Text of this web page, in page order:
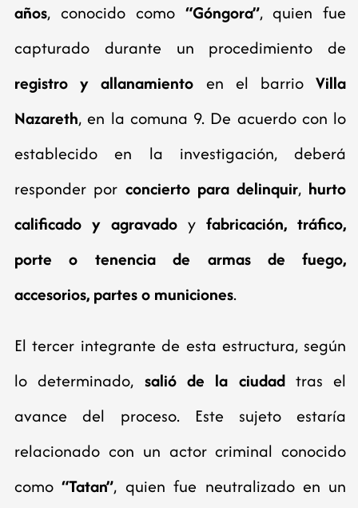
años, conocido como “Góngora”, quien fue
capturado durante un procedimiento de
registro y allanamiento en el barrioVilla
Nazareth, en la comuna 9. De acuerdo con lo
establecido en la investigación, deberá
responder por concierto para delinquir, hurto
calificado y agravado yfabricación, tráfico,
porte o tenencia de armas de fuego,
accesorios, partes o municiones.
El tercer integrante de esta estructura, según
lo determinado, salió de la ciudadtras el
avance del proceso. Este sujeto estaría
relacionado con un actor criminal conocido
como“Tatan”, quien fue neutralizado en un